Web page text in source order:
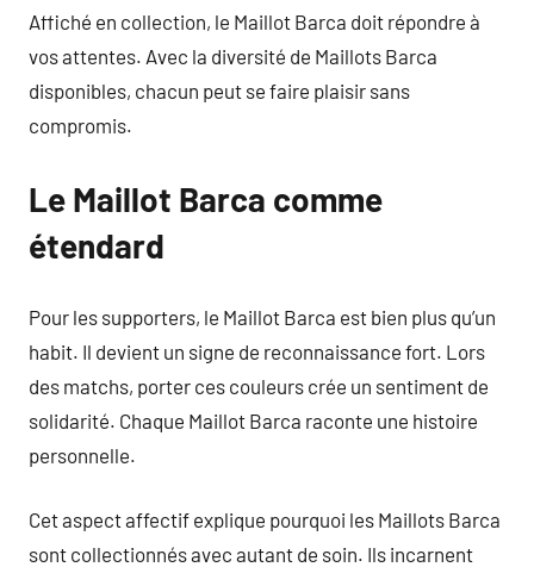
Affiché en collection, le Maillot Barca doit répondre à
vos attentes. Avec la diversité de Maillots Barca
disponibles, chacun peut se faire plaisir sans
compromis.
Le Maillot Barca comme
étendard
Pour les supporters, le Maillot Barca est bien plus qu’un
habit. Il devient un signe de reconnaissance fort. Lors
des matchs, porter ces couleurs crée un sentiment de
solidarité. Chaque Maillot Barca raconte une histoire
personnelle.
Cet aspect affectif explique pourquoi les Maillots Barca
sont collectionnés avec autant de soin. Ils incarnent